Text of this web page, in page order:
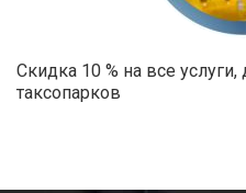
Скидка 10 % на все
таксопарков